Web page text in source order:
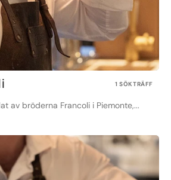
1 SÖKTRÄFF
av bröderna Francoli i Piemonte,...